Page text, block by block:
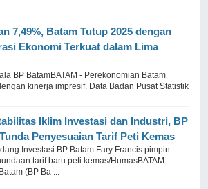
7,49%, Batam Tutup 2025 dengan
Ekonomi Terkuat dalam Lima
BP BatamBATAM - Perekonomian Batam
kinerja impresif. Data Badan Pusat Statistik
Iklim Investasi dan Industri, BP
Penyesuaian Tarif Peti Kemas
Investasi BP Batam Fary Francis pimpin
tarif baru peti kemas/HumasBATAM -
(BP Ba ...